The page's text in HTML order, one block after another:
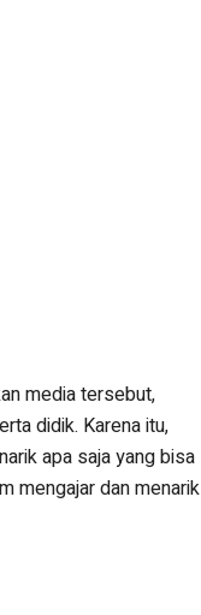
media tersebut,
didik. Karena itu,
apa saja yang bisa
mengajar dan menarik